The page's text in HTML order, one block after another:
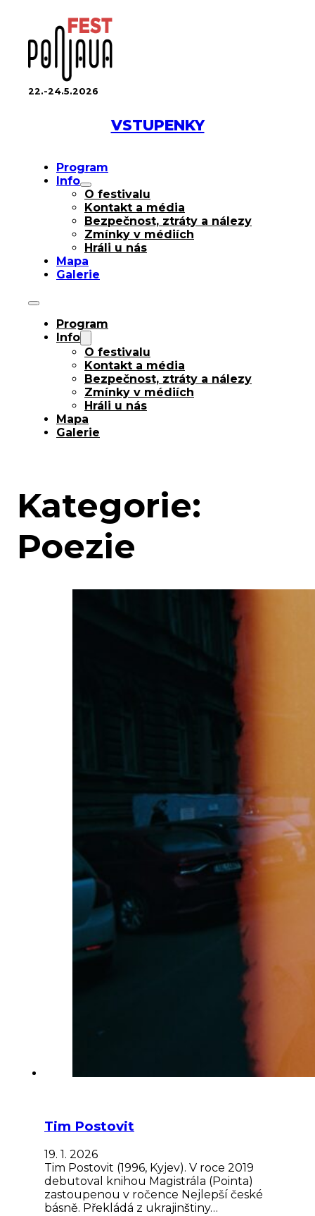
22.-24.5.2026
VSTUPENKY
Program
Info
O festivalu
Kontakt a média
Bezpečnost, ztráty a nálezy
Zmínky v médiích
Hráli u nás
Mapa
Galerie
Program
Info
O festivalu
Kontakt a média
Bezpečnost, ztráty a nálezy
Zmínky v médiích
Hráli u nás
Mapa
Galerie
Kategorie:
Poezie
Tim Postovit
19. 1. 2026
Tim Postovit (1996, Kyjev). V roce 2019
debutoval knihou Magistrála (Pointa)
zastoupenou v ročence Nejlepší české
básně. Překládá z ukrajinštiny…